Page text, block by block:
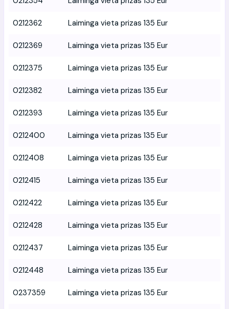
0212362 Laiminga vieta prizas 135 Eur
0212369 Laiminga vieta prizas 135 Eur
0212375 Laiminga vieta prizas 135 Eur
0212382 Laiminga vieta prizas 135 Eur
0212393 Laiminga vieta prizas 135 Eur
0212400 Laiminga vieta prizas 135 Eur
0212408 Laiminga vieta prizas 135 Eur
0212415 Laiminga vieta prizas 135 Eur
0212422 Laiminga vieta prizas 135 Eur
0212428 Laiminga vieta prizas 135 Eur
0212437 Laiminga vieta prizas 135 Eur
0212448 Laiminga vieta prizas 135 Eur
0237359 Laiminga vieta prizas 135 Eur